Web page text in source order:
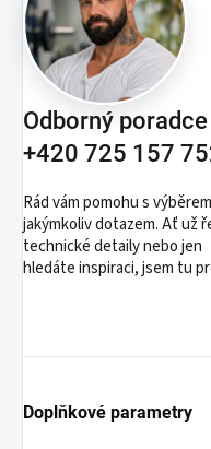
Odborný
+420 725 157
Rád vám pomohu s
jakýmkoliv dotazem. Ať už
technické detaily nebo jen
hledáte inspiraci, jsem tu
Doplňkové parametry